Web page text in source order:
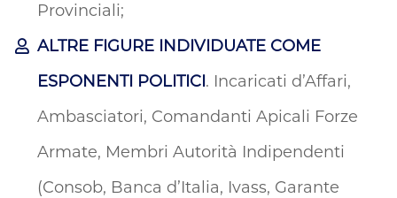
Provinciali;
ALTRE FIGURE INDIVIDUATE COME
ESPONENTI POLITICI. Incaricati d’Affari,
Ambasciatori, Comandanti Apicali Forze
Armate, Membri Autorità Indipendenti
(Consob, Banca d’Italia, Ivass, Garante